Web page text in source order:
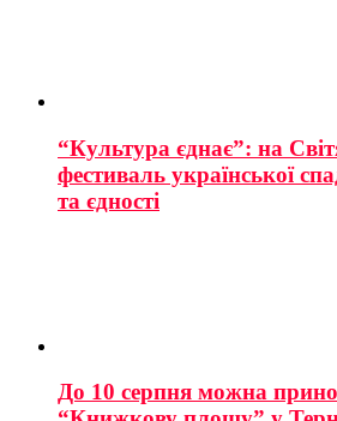
“Культура єднає”: на
фестиваль української
та єдності
До 10 серпня можна